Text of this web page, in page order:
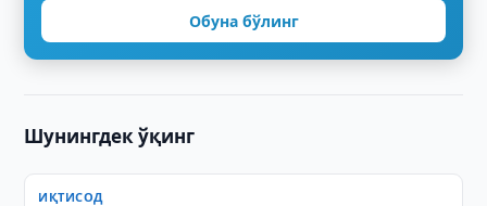
Обуна бўлинг
Шунингдек ўқинг
ИҚТИСОД